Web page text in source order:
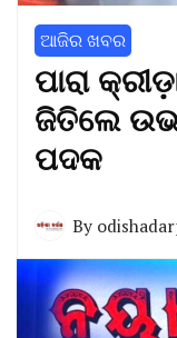
ଆଜିର ଖବର
ପାରା
ଜିତିଲେ
ପଦକ
By